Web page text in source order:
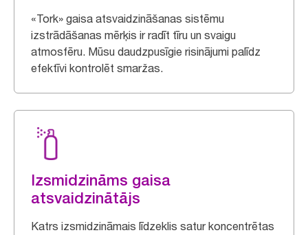
«Tork» gaisa atsvaidzināšanas sistēmu
izstrādāšanas mērķis ir radīt tīru un svaigu
atmosfēru. Mūsu daudzpusīgie risinājumi palīdz
efektīvi kontrolēt smaržas.
Izsmidzināms gaisa
atsvaidzinātājs
Katrs izsmidzināmais līdzeklis satur koncentrētas